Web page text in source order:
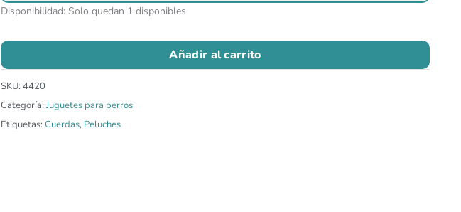
Disponibilidad: Solo quedan 1 disponibles
Añadir al carrito
SKU: 4420
Categoría: Juguetes para perros
Etiquetas: Cuerdas, Peluches